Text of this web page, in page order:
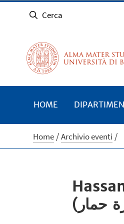
Cerca
HOME
Home Archivio eventi